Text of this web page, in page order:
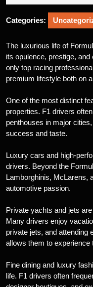
2026
Categories:
The luxurious life of
its opulence, prestige,
only top racing
premium lifestyle both on
One of the most distinct
properties. F1 drivers
penthouses in major
success and taste.
Luxury cars and high-
drivers. Beyond the
Lamborghinis, McLarens,
automotive passion.
Private yachts and jets
Many drivers enjoy
private jets, and attending
allows them to experience
Fine dining and luxury
life. F1 drivers often